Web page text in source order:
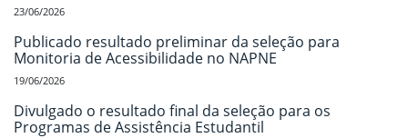
23/06/2026
Publicado resultado preliminar da seleção para
Monitoria de Acessibilidade no NAPNE
19/06/2026
Divulgado o resultado final da seleção para os
Programas de Assistência Estudantil